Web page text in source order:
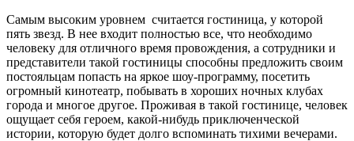
Самым высоким уровнем считается гостиница, у которой
пять звезд. В нее входит полностью все, что необходимо
человеку для отличного время провождения, а сотрудники и
представители такой гостиницы способны предложить своим
постояльцам попасть на яркое шоу-программу, посетить
огромный кинотеатр, побывать в хороших ночных клубах
города и многое другое. Проживая в такой гостинице, человек
ощущает себя героем, какой-нибудь приключенческой
истории, которую будет долго вспоминать тихими вечерами.